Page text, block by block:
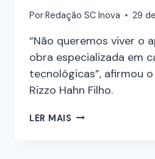
PorRedação SC Inova 29
“Não queremos viver o
obra especializada em
tecnológicas”, afirmou
Rizzo Hahn Filho.
LER MAIS